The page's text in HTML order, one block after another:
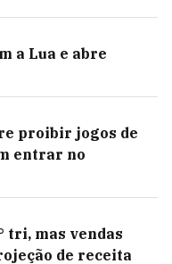
a Lua e abre
proibir jogos de
entrar no
tri, mas vendas
de receita